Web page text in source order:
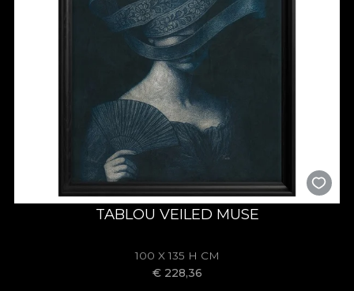
TABLOU VEILED MUSE
100 X 135 H CM
€ 228,36